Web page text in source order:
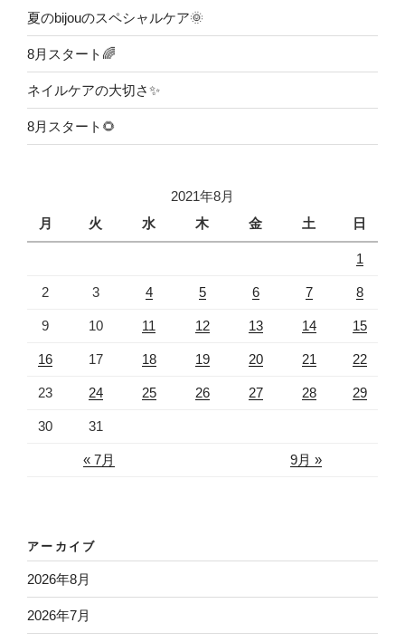
夏のbijouのスペシャルケア🌞
8月スタート🌈
ネイルケアの大切さ✨
8月スタート🌻
2021年8月
月
火 水 木 金 土 日
« 7月 9月 »
1
2 3 4 5 6 7 8
9 10 11 12 13 14 15
16 17 18 19 20 21 22
23 24 25 26 27 28 29
30 31
アーカイブ
2026年8月
2026年7月